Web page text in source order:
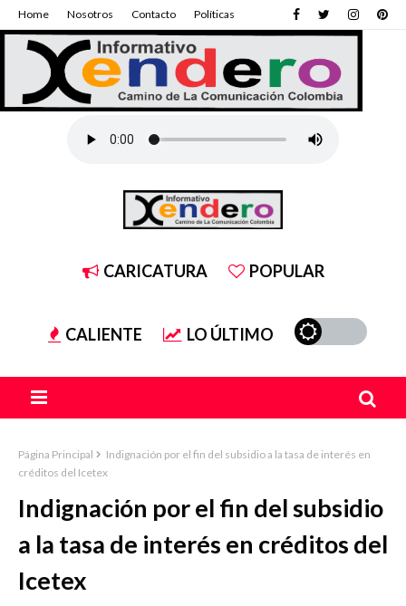
Home Nosotros Contacto Políticas
CARICATURA POPULAR
CALIENTE LO ÚLTIMO
Página Principal
Indignación por el fin del subsidio a la tasa de interés en
créditos del Icetex
Indignación por el fin del subsidio
a la tasa de interés en créditos del
Icetex